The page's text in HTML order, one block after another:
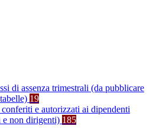
di assenza trimestrali (da pubblicare
19
e autorizzati ai dipendenti
e non dirigenti) 185